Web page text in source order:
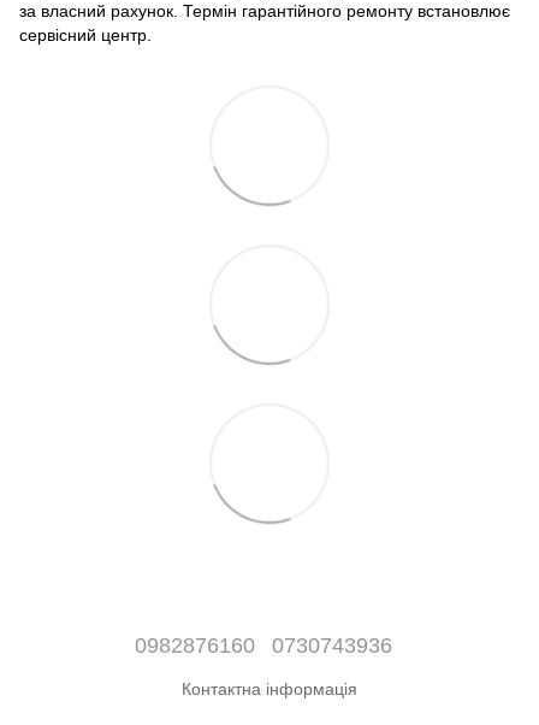
за власний рахунок. Термін гарантійного ремонту встановлює
сервісний центр.
0982876160 0730743936
Контактна інформація